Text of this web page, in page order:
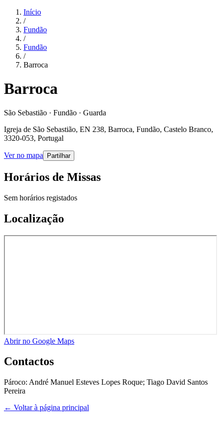
Início
/
Fundão
/
Fundão
/
Barroca
Barroca
São Sebastião · Fundão · Guarda
Igreja de São Sebastião, EN 238, Barroca, Fundão, Castelo Branco,
3320-053, Portugal
Ver no mapa Partilhar
Horários de Missas
Sem horários registados
Localização
Abrir no Google Maps
Contactos
Pároco: André Manuel Esteves Lopes Roque; Tiago David Santos
Pereira
← Voltar à página principal